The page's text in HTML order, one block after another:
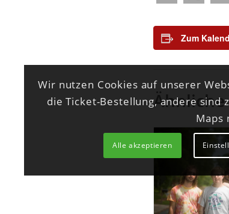
Zum
Wir nutzen Cookies auf unserer
die Ticket-Bestellung, andere sind
Maps
Alle akzeptieren